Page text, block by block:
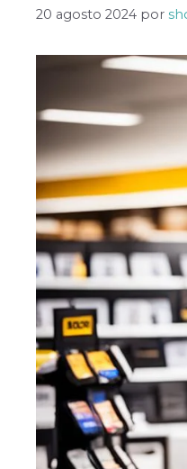
20 agosto 2024 por